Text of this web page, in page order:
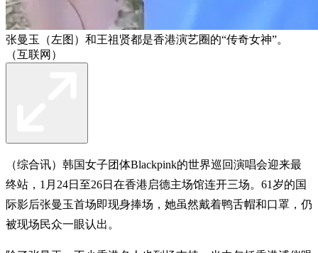
张曼玉（左图）和王祖贤都是香港演艺圈的“传奇女神”。
（互联网）
（综合讯）韩国女子团体Blackpink的世界巡回演唱会迎来最
终站，1月24日至26日在香港启德主场馆连开三场。61岁的国
际影后张曼玉首场即现身捧场，她虽然戴着鸭舌帽和口罩，仍
被现场民众一眼认出。